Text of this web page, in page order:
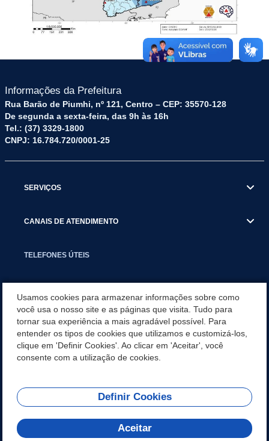
Informações da Prefeitura
Rua Barão de Piumhi, nº 121, Centro – CEP: 35570-128
De segunda a sexta-feira, das 9h às 16h
Tel.: (37) 3329-1800
CNPJ: 16.784.720/0001-25
SERVIÇOS
CANAIS DE ATENDIMENTO
TELEFONES ÚTEIS
NOTÍCIAS
APLICATIVO
REDES SOCIAIS
Usamos cookies para armazenar informações sobre como
você usa o nosso site e as páginas que visita. Tudo para
tornar sua experiência a mais agradável possível. Para
entender os tipos de cookies que utilizamos e customizá-los,
clique em 'Definir Cookies'. Ao clicar em 'Aceitar', você
consente com a utilização de cookies.
Definir Cookies
Aceitar